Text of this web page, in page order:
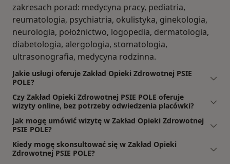
zakresach porad: medycyna pracy, pediatria,
reumatologia, psychiatria, okulistyka, ginekologia,
neurologia, położnictwo, logopedia, dermatologia,
diabetologia, alergologia, stomatologia,
ultrasonografia, medycyna rodzinna.
Jakie usługi oferuje Zakład Opieki Zdrowotnej PSIE
POLE?
Czy Zakład Opieki Zdrowotnej PSIE POLE oferuje
wizyty online, bez potrzeby odwiedzenia placówki?
Jak mogę umówić wizytę w Zakład Opieki Zdrowotnej
PSIE POLE?
Kiedy mogę skonsultować się w Zakład Opieki
Zdrowotnej PSIE POLE?